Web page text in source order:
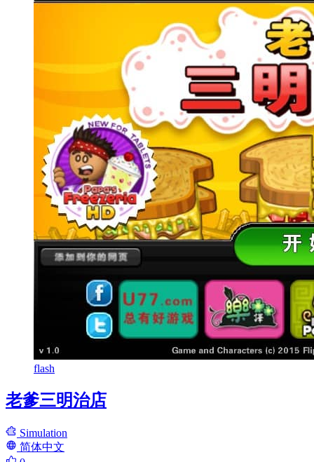
flash
老爹三明治店
Simulation
简体中文